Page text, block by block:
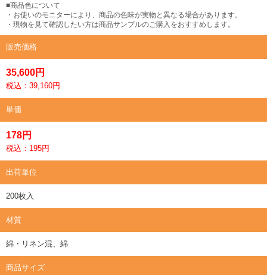
■商品色について
・お使いのモニターにより、商品の色味が実物と異なる場合があります。
・現物を見て確認したい方は商品サンプルのご購入をおすすめします。
販売価格
35,600円
税込：39,160円
単価
178円
税込：195円
出荷単位
200枚入
材質
綿・リネン混、綿
商品サイズ